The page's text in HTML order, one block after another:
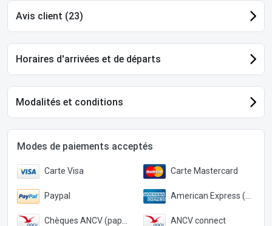
Avis client (23)
Horaires d'arrivées et de départs
Modalités et conditions
Modes de paiements acceptés
Carte Visa Carte Mastercard
Paypal American Express (Paypal)
Chèques ANCV (papier) ANCV connect